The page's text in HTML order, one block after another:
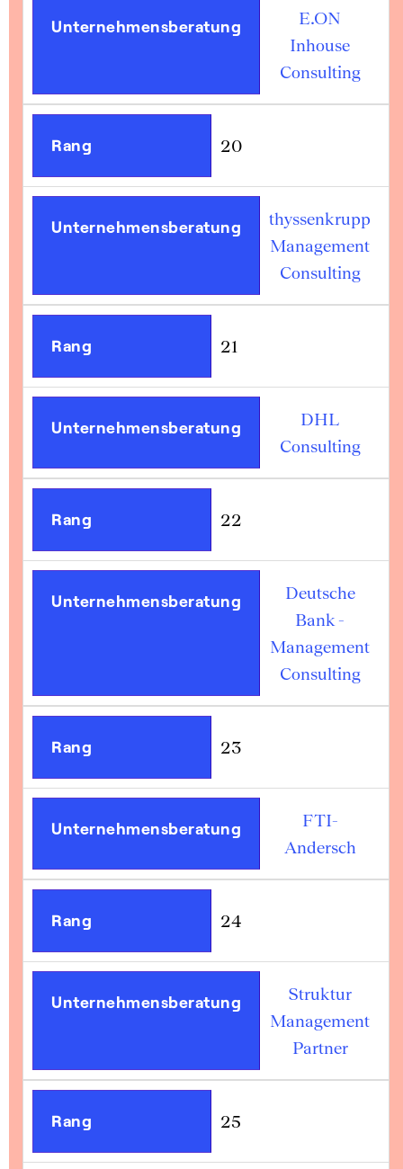
Unternehmensberatung
E.ON
Inhouse
Consulting
Rang 20
Unternehmensberatung
thyssenkrupp
Management
Consulting
Rang 21
Unternehmensberatung
DHL
Consulting
Rang 22
Unternehmensberatung
Deutsche
Bank -
Management
Consulting
Rang 23
Unternehmensberatung
FTI-
Andersch
Rang 24
Unternehmensberatung
Struktur
Management
Partner
Rang 25